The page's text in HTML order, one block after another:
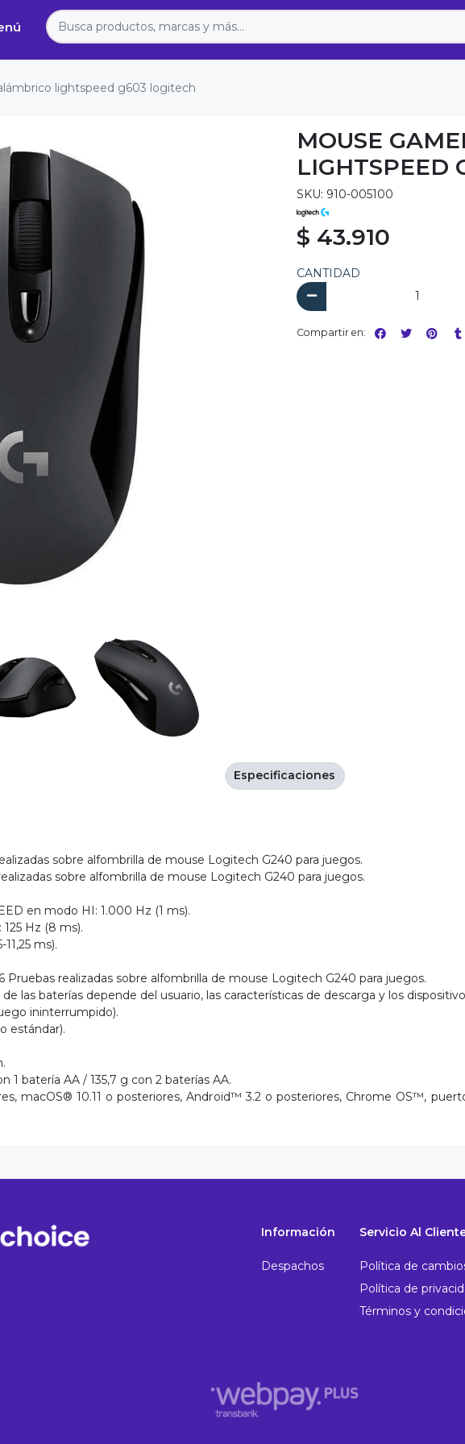
lightspeed g603 logitech
MOUSE
LIGHTSPEED
SKU: 910-005100
$ 43.910
CANTIDAD
Compartir en:
sobre alfombrilla de mouse Logitech G240 para juegos.
sobre alfombrilla de mouse Logitech G240 para juegos.
en modo HI: 1.000 Hz (1 ms).
Hz (8 ms).
ms).
Pruebas realizadas sobre alfombrilla de mouse Logitech G240 para juegos.
las baterías depende del usuario, las características de descarga y los
ininterrumpido).
estándar).
1 batería AA / 135,7 g con 2 baterías AA.
macOS® 10.11 o posteriores, Android™ 3.2 o posteriores, Chrome OS™,
Especificaciones
Información
Despachos
Servicio Al
Política de
Política de
Términos y